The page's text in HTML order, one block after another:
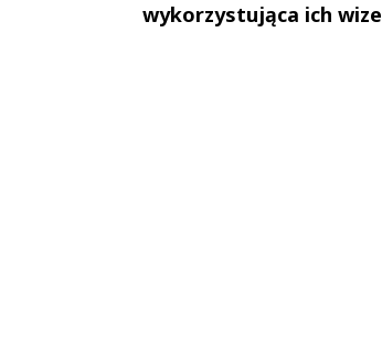
wykorzystująca ich
Andrzej i Marta